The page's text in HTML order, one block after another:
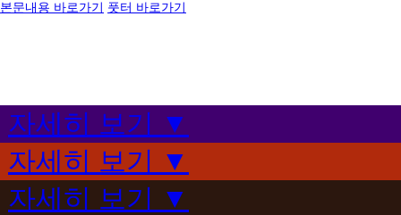
본문내용 바로가기 풋터 바로가기
자세히 보기 ▼
자세히 보기 ▼
자세히 보기 ▼